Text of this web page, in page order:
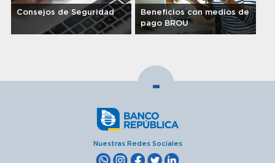
Consejos de Seguridad
Beneficios con medios de
pago BROU
-
Nuestras Redes Sociales